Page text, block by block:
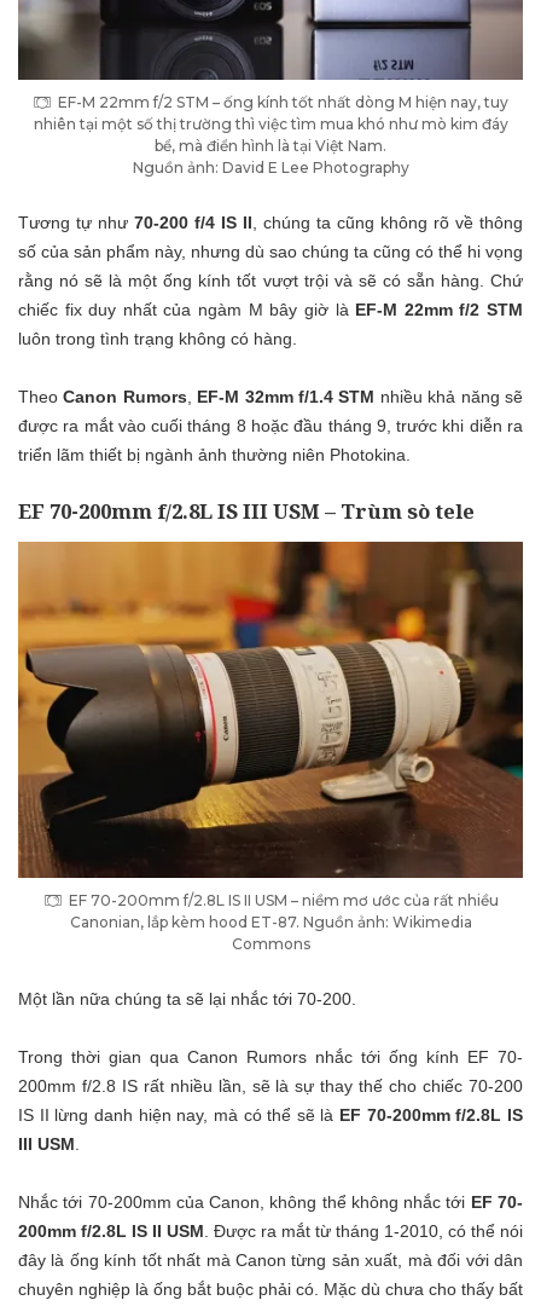
EF-M 22mm f/2 STM – ống kính tốt nhất dòng M hiện nay, tuy
nhiên tại một số thị trường thì việc tìm mua khó như mò kim đáy
bể, mà điển hình là tại Việt Nam.
Nguồn ảnh: David E Lee Photography
Tương tự như 70-200 f/4 IS II , chúng ta cũng không rõ về thông
số của sản phẩm này, nhưng dù sao chúng ta cũng có thể hi vọng
rằng nó sẽ là một ống kính tốt vượt trội và sẽ có sẵn hàng. Chứ
chiếc fix duy nhất của ngàm M bây giờ là EF-M 22mm f/2 STM
luôn trong tình trạng không có hàng.
TheoCanon Rumors EF-M 32mm f/1.4 STM nhiều khả năng sẽ
được ra mắt vào cuối tháng 8 hoặc đầu tháng 9, trước khi diễn ra
triển lãm thiết bị ngành ảnh thường niên Photokina.
EF 70-200mm f/2.8L IS III USM – Trùm sò tele
EF 70-200mm f/2.8L IS II USM – niềm mơ ước của rất nhiều
Canonian, lắp kèm hood ET-87. Nguồn ảnh: Wikimedia
Commons
Một lần nữa chúng ta sẽ lại nhắc tới 70-200.
Trong thời gian qua Canon Rumors nhắc tới ống kính EF 70-
200mm f/2.8 IS rất nhiều lần, sẽ là sự thay thế cho chiếc 70-200
IS II lừng danh hiện nay, mà có thể sẽ là EF 70-200mm f/2.8L IS
III USM
Nhắc tới 70-200mm của Canon, không thể không nhắc tới EF 70-
200mm f/2.8L IS II USM . Được ra mắt từ tháng 1-2010, có thể nói
đây là ống kính tốt nhất mà Canon từng sản xuất, mà đối với dân
chuyên nghiệp là ống bắt buộc phải có. Mặc dù chưa cho thấy bất